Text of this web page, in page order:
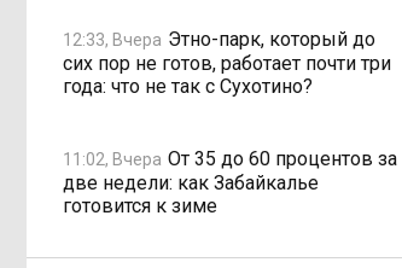
12:33, Вчера Этно-парк, который до
сих пор не готов, работает почти три
года: что не так с Сухотино?
11:02, Вчера От 35 до 60 процентов за
две недели: как Забайкалье
готовится к зиме